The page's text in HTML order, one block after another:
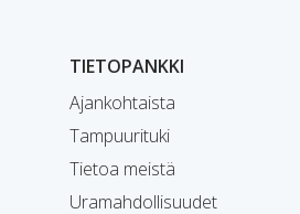
TIETOPANKKI
Ajankohtaista
Tampuurituki
Tietoa meistä
Uramahdollisuudet